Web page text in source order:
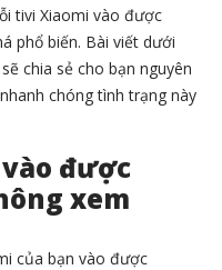
tivi Xiaomi vào được
phổ biến. Bài viết dưới
chia sẻ cho bạn nguyên
chóng tình trạng này
được
xem
của bạn vào được